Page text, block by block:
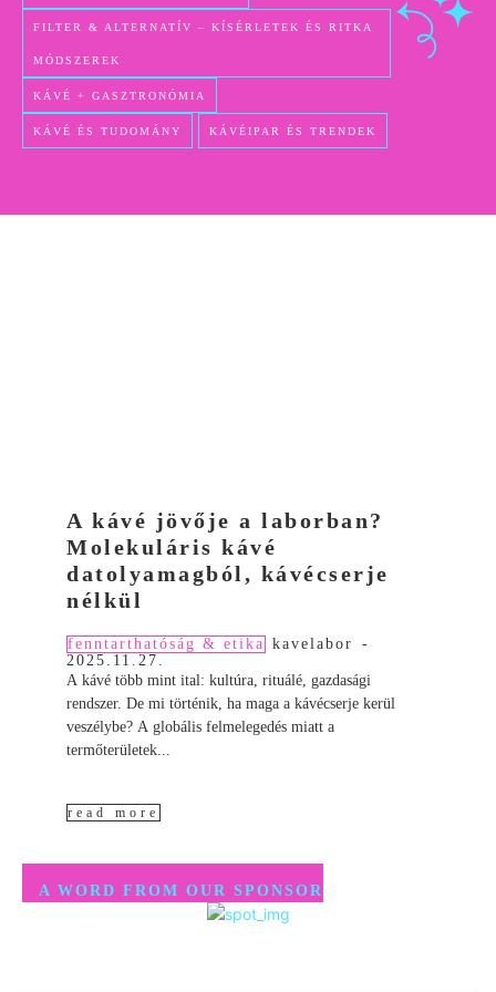
FILTER & ALTERNATÍV – KÍSÉRLETEK ÉS RITKA
MÓDSZEREK
KÁVÉ + GASZTRONÓMIA
KÁVÉ ÉS TUDOMÁNY KÁVÉIPAR ÉS TRENDEK
A kávé jövője a laborban?
Molekuláris kávé
datolyamagból, kávécserje
nélkül
fenntarthatóság & etika kavelabor
-
2025.11.27.
A kávé több mint ital: kultúra, rituálé, gazdasági
rendszer. De mi történik, ha maga a kávécserje kerül
veszélybe? A globális felmelegedés miatt a
termőterületek...
read more
A WORD FROM OUR SPONSOR